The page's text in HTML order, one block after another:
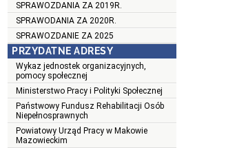
SPRAWOZDANIA ZA 2019R.
SPRAWODANIA ZA 2020R.
SPRAWOZDANIE ZA 2025
PRZYDATNE ADRESY
Wykaz jednostek organizacyjnych,
pomocy społecznej
Ministerstwo Pracy i Polityki Społecznej
Państwowy Fundusz Rehabilitacji Osób
Niepełnosprawnych
Powiatowy Urząd Pracy w Makowie
Mazowieckim